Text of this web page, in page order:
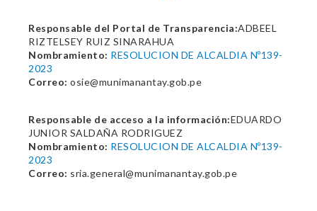
Responsable del Portal de Transparencia:ADBEEL
RIZTELSEY RUIZ SINARAHUA
Nombramiento: RESOLUCION DE ALCALDIA Nº139-
2023
Correo: osie@munimanantay.gob.pe
Responsable de acceso a la información:EDUARDO
JUNIOR SALDAÑA RODRIGUEZ
Nombramiento: RESOLUCION DE ALCALDIA Nº139-
2023
Correo: sria.general@munimanantay.gob.pe